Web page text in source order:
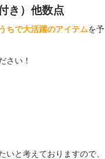
き）他数点
ちで大活躍のアイテムを予
さい！
と考えておりますので、